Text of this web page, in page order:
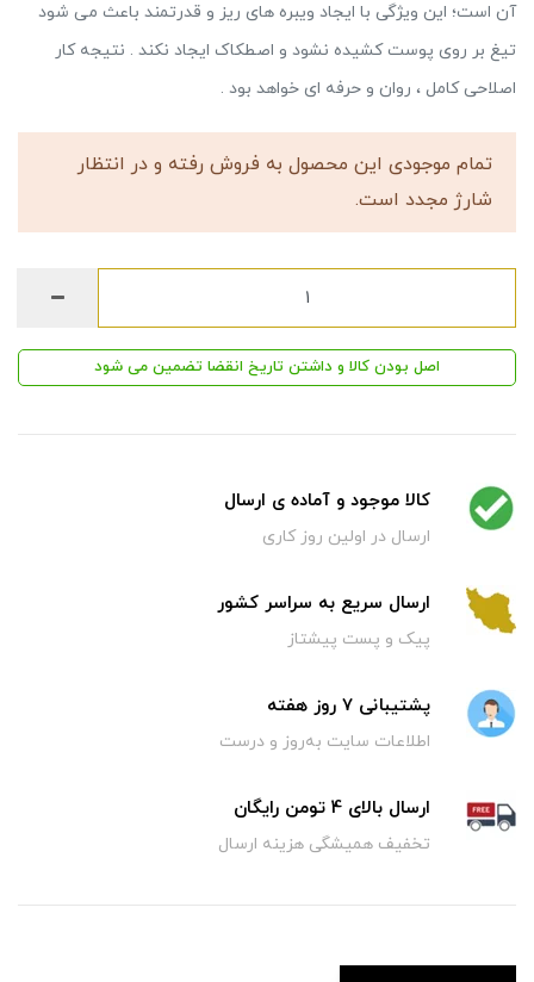
آن است؛ این ویژگی با ایجاد ویبره های ریز و قدرتمند باعث می شود
تیغ بر روی پوست کشیده نشود و اصطکاک ایجاد نکند . نتیجه کار
اصلاحی کامل ، روان و حرفه ای خواهد بود .
تمام موجودی این محصول به فروش رفته و در انتظار
شارژ مجدد است.
اصل بودن کالا و داشتن تاریخ انقضا تضمین می شود
کالا موجود و آماده ی ارسال
ارسال در اولین روز کاری
ارسال سریع به سراسر کشور
پیک و پست پیشتاز
پشتیبانی 7 روز هفته
اطلاعات سایت به‌روز و درست
ارسال بالای 4 تومن رایگان
تخفیف همیشگی هزینه ارسال